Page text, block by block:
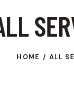
HOME ALL